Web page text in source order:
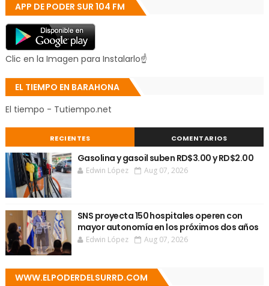
APP DE PODER SUR 104 FM
Clic en la Imagen para Instalarlo☝
EL TIEMPO EN BARAHONA
El tiempo - Tutiempo.net
RECIENTES COMENTARIOS
Gasolina y gasoil suben RD$3.00 y RD$2.00
Edwin López Aug 07, 2026
SNS proyecta 150 hospitales operen con
mayor autonomía en los próximos dos años
Edwin López Aug 07, 2026
WWW.ELPODERDELSURRD.COM